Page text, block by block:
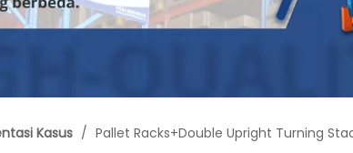
Kasus / Pallet Racks+Double Upright Turning